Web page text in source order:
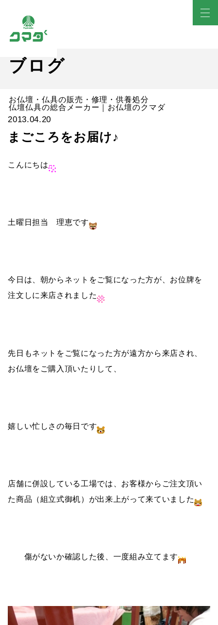
ブログ
お仏壇・仏具の販売・修理・供養処分
仏壇仏具の総合メーカー｜お仏壇のクマダ
2013.04.20
まごころをお届け♪
こんにちは
土曜日担当 理恵です
今日は、朝からネットをご覧になった方が、お位牌を
注文しに来店されました
先日もネットをご覧になった方が遠方から来店され、
お仏壇をご購入頂いたりして、
嬉しい忙しさの毎日です
店舗に併設している工場では、お客様からご注文頂い
た商品（組立式御机）が出来上がって来ていました
傷がないか確認した後、一度組み立てます